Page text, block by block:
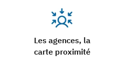
Les agences, la
carte proximité